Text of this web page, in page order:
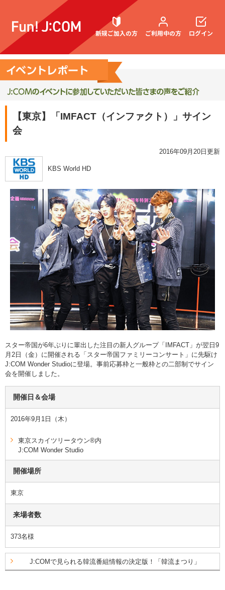
新規ご加入の方 ご利用中の方
契約内容確認・変更
ログイン
【東京】「IMFACT（インファクト）」サイン
会
2016年09月20日更新
KBS World HD
スター帝国が6年ぶりに輩出した注目の新人グループ「IMFACT」が翌日9
月2日（金）に開催される「スター帝国ファミリーコンサート」に先駆け
J:COM Wonder Studioに登場。事前応募枠と一般枠との二部制でサイン
会を開催しました。
開催日＆会場
2016年9月1日（木）
東京スカイツリータウン®内
J:COM Wonder Studio
開催場所
東京
来場者数
373名様
J:COMで見られる韓流番組情報の決定版！「韓流まつり」